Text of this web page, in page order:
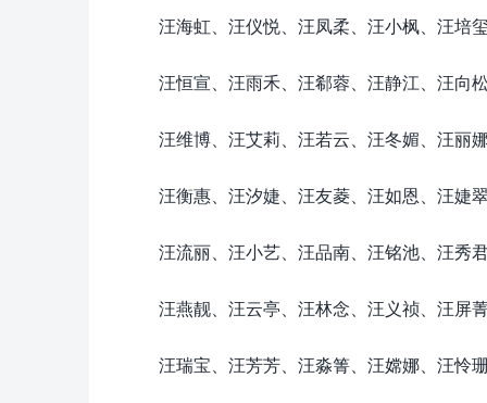
汪海虹、汪仪悦、汪凤柔、汪小枫、汪培玺
汪恒宣、汪雨禾、汪郗蓉、汪静江、汪向松
汪维博、汪艾莉、汪若云、汪冬媚、汪丽娜
汪衡惠、汪汐婕、汪友菱、汪如恩、汪婕翠
汪流丽、汪小艺、汪品南、汪铭池、汪秀君
汪燕靓、汪云亭、汪林念、汪义祯、汪屏菁
汪瑞宝、汪芳芳、汪淼箐、汪嫦娜、汪怜珊